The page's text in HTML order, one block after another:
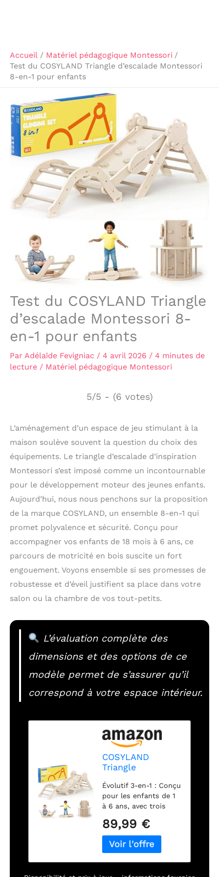
Accueil
Matériel pédagogique Montessori
Test du COSYLAND Triangle d’escalade Montessori
8-en-1 pour enfants
Test du COSYLAND Triangle
d’escalade Montessori 8-
en-1 pour enfants
Par Adélaïde Fevigniac / 4 avril 2026 / 4 minutes de
lecture / Matériel pédagogique Montessori
5/5 - (6 votes)
L’aménagement d’un espace de jeu stimulant à la
maison soulève souvent la question du choix des
équipements. Le triangle d’escalade d’inspiration
Montessori s’est imposé comme un incontournable
pour le développement moteur des jeunes enfants.
Aujourd’hui, nous nous penchons sur la proposition
de la marque COSYLAND, un ensemble 8-en-1 qui
promet polyvalence et sécurité. Conçu pour
accompagner vos enfants de 18 mois à 6 ans, ce
parcours de motricité en bois suscite un fort
engouement. Voyons ensemble si ses promesses de
robustesse et d’éveil justifient sa place dans votre
salon ou la chambre de vos tout-petits.
L’évaluation complète des
dimensions et des options de ce
modèle permet de s’assurer qu’il
correspond à votre espace intérieur.
COSYLAND
Triangle
Montessori 8-en-1
– Arche Pliable en
Bois, Parcours de
Motricité pour
Enfants 1–3 Ans,
Structure Stable,
Charge 80 kg,
Coffret Cadeau
Évolutif 3-en-1 : Conçu
pour les enfants de 1
à 6 ans, avec trois
pour s’adapter aux
différentes étapes du
développement – des
89,99 €